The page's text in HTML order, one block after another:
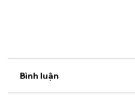
Bình luận